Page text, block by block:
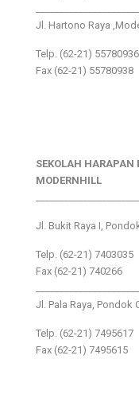
Jl. Hartono Raya
Telp. (62-21) 55780936
Fax (62-21) 55780938
SEKOLAH HARAPAN
MODERNHILL
Jl. Bukit Raya I,
Telp. (62-21) 7403035
Fax (62-21) 740266
Jl. Pala Raya, Pondok
Telp. (62-21) 7495617
Fax (62-21) 7495615